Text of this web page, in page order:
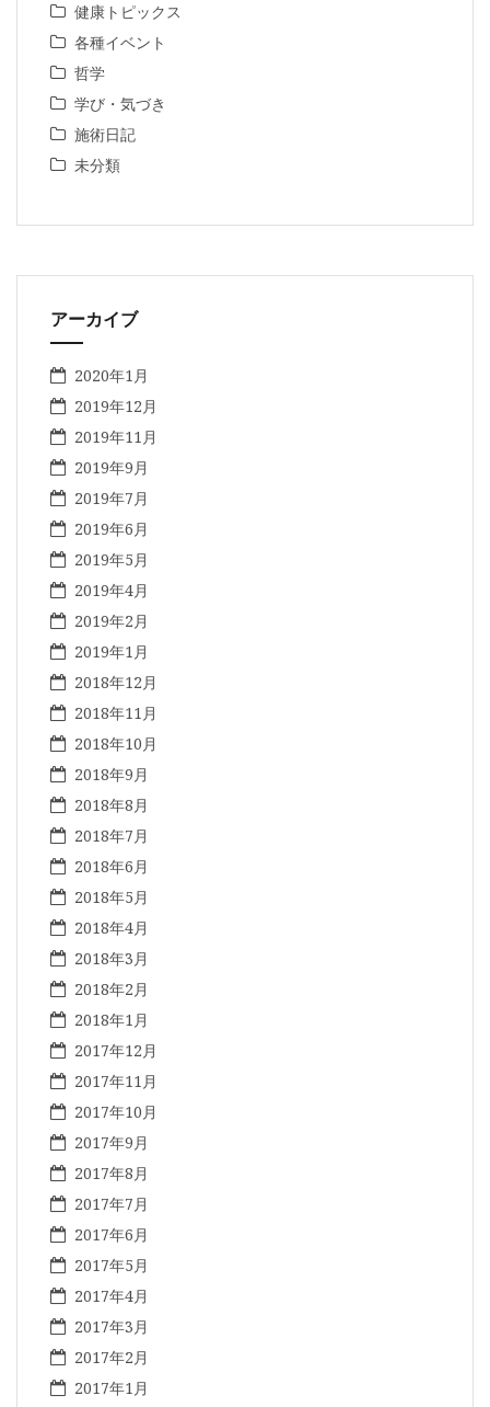
健康トピックス
各種イベント
哲学
学び・気づき
施術日記
未分類
アーカイブ
2020年1月
2019年12月
2019年11月
2019年9月
2019年7月
2019年6月
2019年5月
2019年4月
2019年2月
2019年1月
2018年12月
2018年11月
2018年10月
2018年9月
2018年8月
2018年7月
2018年6月
2018年5月
2018年4月
2018年3月
2018年2月
2018年1月
2017年12月
2017年11月
2017年10月
2017年9月
2017年8月
2017年7月
2017年6月
2017年5月
2017年4月
2017年3月
2017年2月
2017年1月